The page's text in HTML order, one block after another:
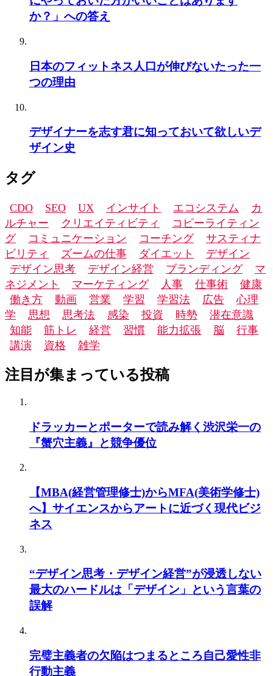
か？」への答え
日本のフィットネス人口が伸びないたった一
つの理由
デザイナーを志す君に知っておいて欲しいデ
ザイン史
タグ
CDO SEO UX インサイト エコシステム
カ
ルチャー
クリエイティビティ
コピーライティン
グ
コミュニケーション コーチング
サスティナ
ビリティ
ズームの仕事 ダイエット
デザイン
デザイン思考
デザイン経営 ブランディング
マ
ネジメント
マーケティング 人事 仕事術
健康
働き方
動画 営業 学習 学習法 広告
心理
学
思想 思考法 感染 投資 時勢
潜在意識
知能
筋トレ 経営 習慣 能力拡張 脳
行事
講演
資格 雑学
注目が集まっている投稿
ドラッカーとポーターで読み解く渋沢栄一の
『蟹穴主義』と競争優位
【MBA(経営管理修士)からMFA(美術学修士)
へ】サイエンスからアートに近づく現代ビジ
ネス
“デザイン思考・デザイン経営”が浸透しない
最大のハードルは「デザイン」という言葉の
誤解
完璧主義者の欠陥はつまるところ自己愛性非
行動主義